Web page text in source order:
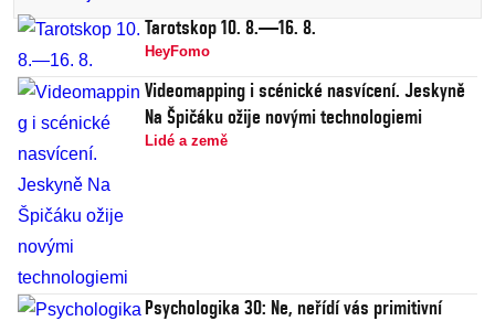
Tarotskop 10. 8.—16. 8.
HeyFomo
Videomapping i scénické nasvícení. Jeskyně
Na Špičáku ožije novými technologiemi
Lidé a země
Psychologika 30: Ne, neřídí vás primitivní